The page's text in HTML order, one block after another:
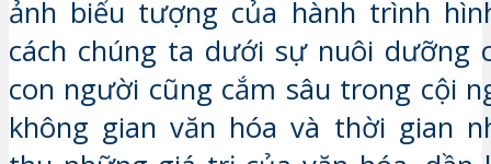
ảnh biểu tượng của hành trình
cách chúng ta dưới sự nuôi dưỡng
con người cũng cắm sâu trong cội
không gian văn hóa và thời gian